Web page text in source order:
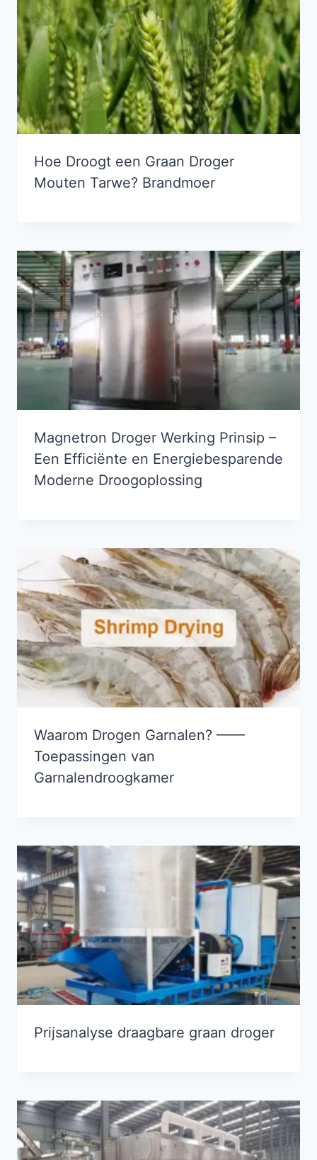
Hoe Droogt een Graan Droger
Mouten Tarwe? Brandmoer
Magnetron Droger Werking Prinsip –
Een Efficiënte en Energiebesparende
Moderne Droogoplossing
Waarom Drogen Garnalen? ——
Toepassingen van
Garnalendroogkamer
Prijsanalyse draagbare graan droger